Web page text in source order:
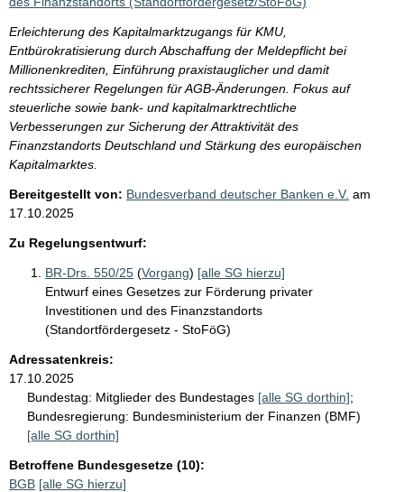
Erleichterung des Kapitalmarktzugangs für KMU,
Entbürokratisierung durch Abschaffung der Meldepflicht bei
Millionenkrediten, Einführung praxistauglicher und damit
rechtssicherer Regelungen für AGB-Änderungen. Fokus auf
steuerliche sowie bank- und kapitalmarktrechtliche
Verbesserungen zur Sicherung der Attraktivität des
Finanzstandorts Deutschland und Stärkung des europäischen
Kapitalmarktes.
Bereitgestellt von: Bundesverband deutscher Banken e.V. am
17.10.2025
Zu Regelungsentwurf:
BR-Drs. 550/25 (Vorgang) [alle SG hierzu]
Entwurf eines Gesetzes zur Förderung privater
Investitionen und des Finanzstandorts
(Standortfördergesetz - StoFöG)
Adressatenkreis:
17.10.2025
Bundestag: Mitglieder des Bundestages [alle SG dorthin];
Bundesregierung: Bundesministerium der Finanzen (BMF)
[alle SG dorthin]
Betroffene Bundesgesetze (10):
BGB [alle SG hierzu]